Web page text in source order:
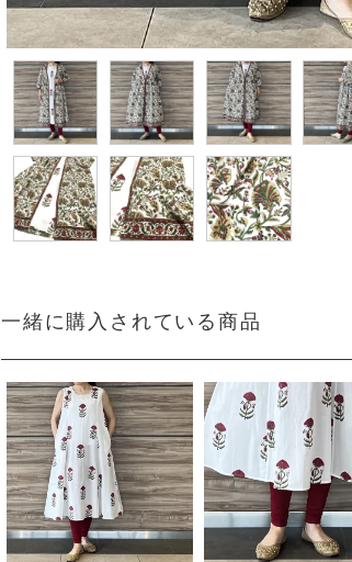
一緒に購入されている商品